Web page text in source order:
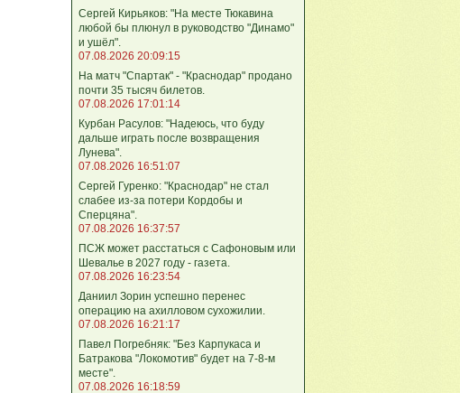
Сергей Кирьяков: "На месте Тюкавина
любой бы плюнул в руководство "Динамо"
и ушёл".
07.08.2026 20:09:15
На матч "Спартак" - "Краснодар" продано
почти 35 тысяч билетов.
07.08.2026 17:01:14
Курбан Расулов: "Надеюсь, что буду
дальше играть после возвращения
Лунева".
07.08.2026 16:51:07
Сергей Гуренко: "Краснодар" не стал
слабее из-за потери Кордобы и
Сперцяна".
07.08.2026 16:37:57
ПСЖ может расстаться с Сафоновым или
Шевалье в 2027 году - газета.
07.08.2026 16:23:54
Даниил Зорин успешно перенес
операцию на ахилловом сухожилии.
07.08.2026 16:21:17
Павел Погребняк: "Без Карпукаса и
Батракова "Локомотив" будет на 7-8-м
месте".
07.08.2026 16:18:59